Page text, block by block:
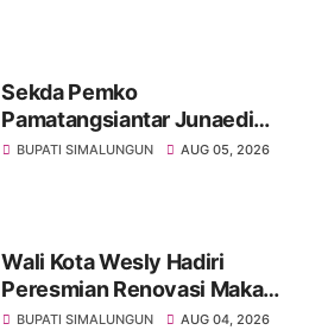
Sekda Pemko
Pamatangsiantar Junaedi
Pembina Upacara
BUPATI SIMALUNGUN AUG 05, 2026
Wali Kota Wesly Hadiri
Peresmian Renovasi Makam
dr. Djasamen Saragih, Ajak
BUPATI SIMALUNGUN AUG 04, 2026